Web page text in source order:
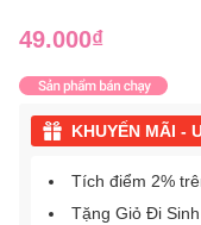
49.000₫
KHUYẾN MÃI -
Tích điểm 2%
Tặng Giỏ Đi